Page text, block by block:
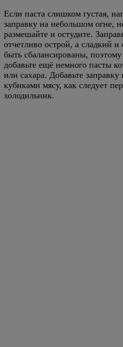
Если паста слишком густая,
заправку на небольшом огне,
размешайте и остудите.
отчетливо острой, а сладкий
быть сбалансированы,
добавьте ещё немного пасты
или сахара. Добавьте
кубиками мясу, как следует
холодильник.